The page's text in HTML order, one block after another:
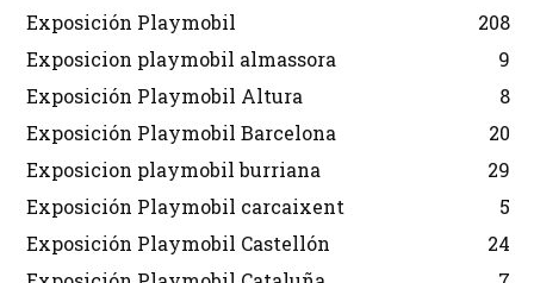
Exposición Playmobil
208
Exposicion playmobil almassora
9
Exposición Playmobil Altura
8
Exposición Playmobil Barcelona
20
Exposicion playmobil burriana
29
Exposición Playmobil carcaixent
5
Exposición Playmobil Castellón
24